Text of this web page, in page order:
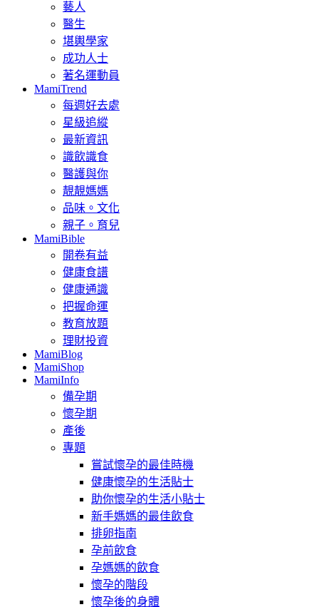
藝人
醫生
堪輿學家
成功人士
著名運動員
MamiTrend
每週好去處
星級追縱
最新資訊
識飲識食
醫護與你
靚靚媽媽
品味。文化
親子。育兒
MamiBible
開卷有益
健康食譜
健康通識
把握命運
教育放題
理財投資
MamiBlog
MamiShop
MamiInfo
備孕期
懷孕期
產後
專題
嘗試懷孕的最佳時機
健康懷孕的生活貼士
助你懷孕的生活小貼士
新手媽媽的最佳飲食
排卵指南
孕前飲食
孕媽媽的飲食
懷孕的階段
懷孕後的身體